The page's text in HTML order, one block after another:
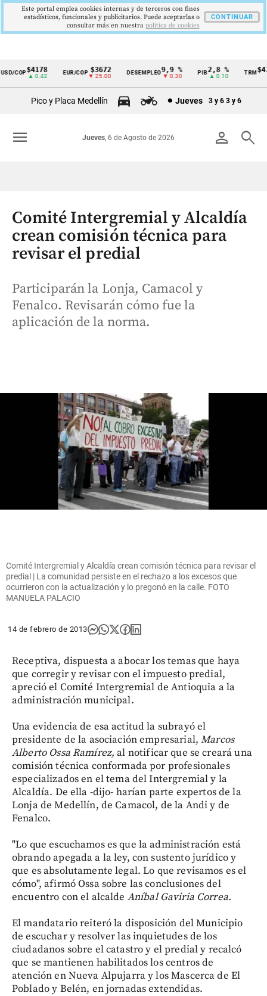
Cintillo
Colombia
COP$4178
▲ 0.42
EUR/COP $3672
▼ 25.00
DESEMPLEO 9,9 %
▼ 0.30
PIB2,8 %
▲ 0.10
TRM
Pico y Placa Medellín Jueves 3 y 6 3 y 6
person search
Jueves, 6 de Agosto de 2026
menu
Comité Intergremial y Alcaldía
crean comisión técnica para
revisar el predial
Participarán la Lonja, Camacol y
Fenalco. Revisarán cómo fue la
aplicación de la norma.
Comité Intergremial y Alcaldía crean comisión técnica para revisar el
predial | La comunidad persiste en el rechazo a los excesos que
ocurrieron con la actualización y lo pregonó en la calle. FOTO
MANUELA PALACIO
14 de febrero de 2013
Receptiva, dispuesta a abocar los temas que haya
que corregir y revisar con el impuesto predial,
apreció el Comité Intergremial de Antioquia a la
administración municipal.
Una evidencia de esa actitud la subrayó el
presidente de la asociación empresarial,Marcos
Alberto Ossa Ramírez,al notificar que se creará una
comisión técnica conformada por profesionales
especializados en el tema del Intergremial y la
Alcaldía. De ella -dijo- harían parte expertos de la
Lonja de Medellín, de Camacol, de la Andi y de
Fenalco.
"Lo que escuchamos es que la administración está
obrando apegada a la ley, con sustento jurídico y
que es absolutamente legal. Lo que revisamos es el
cómo", afirmó Ossa sobre las conclusiones del
encuentro con el alcalde Aníbal Gaviria Correa.
El mandatario reiteró la disposición del Municipio
de escuchar y resolver las inquietudes de los
ciudadanos sobre el catastro y el predial y recalcó
que se mantienen habilitados los centros de
atención en Nueva Alpujarra y los Mascerca de El
Poblado y Belén, en jornadas extendidas.
Este portal emplea cookies internas y de terceros con fines
estadísticos, funcionales y publicitarios. Puede aceptarlas o
consultar más en nuestra politica de cookies
CONTINUAR